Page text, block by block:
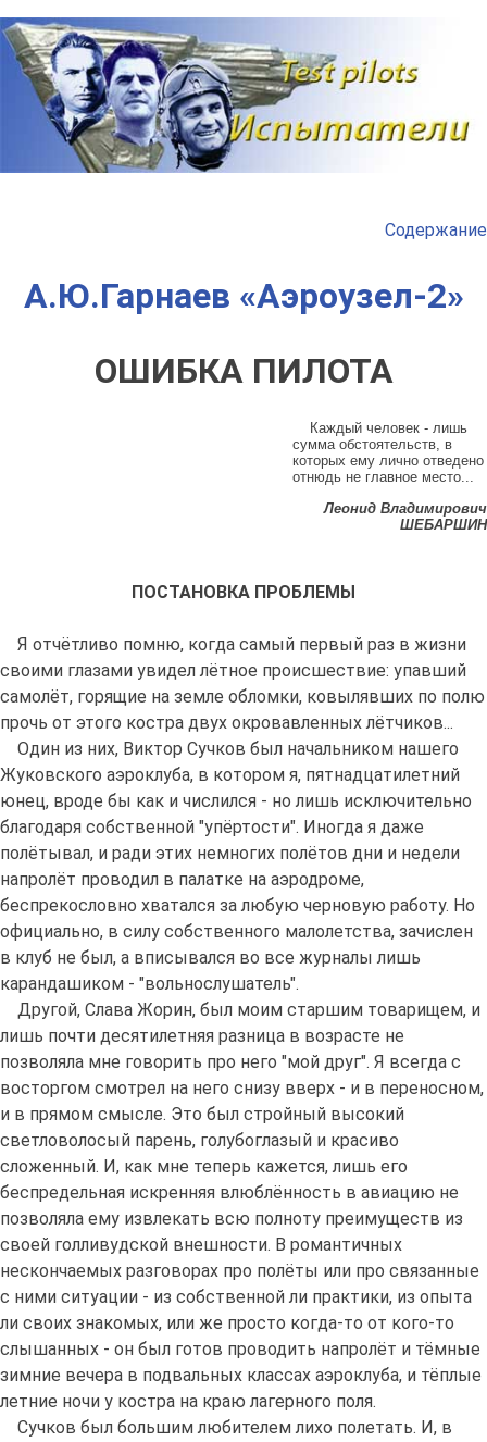
Наверх
Содержание
А.Ю.Гарнаев «Аэроузел-2»
ОШИБКА ПИЛОТА
Каждый человек - лишь
сумма обстоятельств, в
которых ему лично отведено
отнюдь не главное место...
Леонид Владимирович
ШЕБАРШИН
ПОСТАНОВКА ПРОБЛЕМЫ
Я отчётливо помню, когда самый первый раз в жизни
своими глазами увидел лётное происшествие: упавший
самолёт, горящие на земле обломки, ковылявших по полю
прочь от этого костра двух окровавленных лётчиков...
Один из них, Виктор Сучков был начальником нашего
Жуковского аэроклуба, в котором я, пятнадцатилетний
юнец, вроде бы как и числился - но лишь исключительно
благодаря собственной "упёртости". Иногда я даже
полётывал, и ради этих немногих полётов дни и недели
напролёт проводил в палатке на аэродроме,
беспрекословно хватался за любую черновую работу. Но
официально, в силу собственного малолетства, зачислен
в клуб не был, а вписывался во все журналы лишь
карандашиком - "вольнослушатель".
Другой, Слава Жорин, был моим старшим товарищем, и
лишь почти десятилетняя разница в возрасте не
позволяла мне говорить про него "мой друг". Я всегда с
восторгом смотрел на него снизу вверх - и в переносном,
и в прямом смысле. Это был стройный высокий
светловолосый парень, голубоглазый и красиво
сложенный. И, как мне теперь кажется, лишь его
беспредельная искренняя влюблённость в авиацию не
позволяла ему извлекать всю полноту преимуществ из
своей голливудской внешности. В романтичных
нескончаемых разговорах про полёты или про связанные
с ними ситуации - из собственной ли практики, из опыта
ли своих знакомых, или же просто когда-то от кого-то
слышанных - он был готов проводить напролёт и тёмные
зимние вечера в подвальных классах аэроклуба, и тёплые
летние ночи у костра на краю лагерного поля.
Сучков был большим любителем лихо полетать. И, в